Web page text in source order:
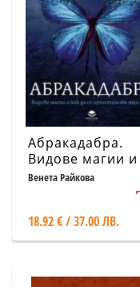
Абракадабра.
Видове магии и
как да се
изчистим от тях
Венета Райкова
18.92 € / 37.00 ЛВ.